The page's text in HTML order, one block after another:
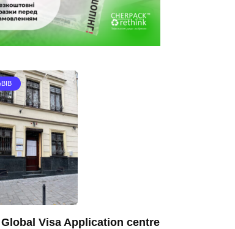
Global Visa Application centre